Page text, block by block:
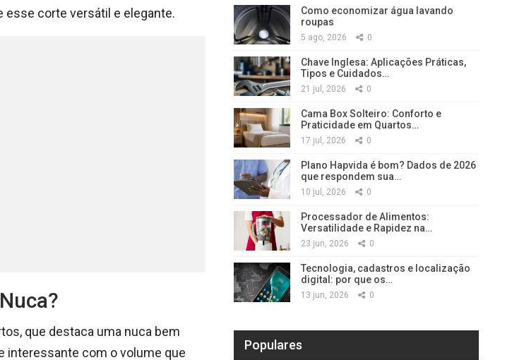
esse corte versátil e elegante.
que destaca uma nuca bem
interessante com o volume que
Como economizar água lavando
roupas
5 ago, 2026 0
Chave Inglesa: Aplicações Práticas,
Tipos e Cuidados…
21 jul, 2026 0
Cama Box Solteiro: Conforto e
Praticidade em Quartos…
17 jul, 2026 0
Plano Hapvida é bom? Dados de 2026
que respondem sua…
10 jul, 2026 0
Processador de Alimentos:
Versatilidade e Rapidez na…
23 jun, 2026 0
Tecnologia, cadastros e localização
digital: por que os…
13 jun, 2026 0
Populares